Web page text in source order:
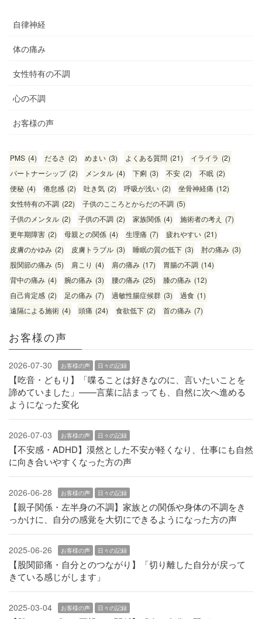
自律神経
体の痛み
女性特有の不調
心の不調
お客様の声
PMS (4) だるさ (2) めまい (3) よくある質問 (21) イライラ (2)
パートナーシップ (2) メンタル (4) 下痢 (3) 不安 (2) 不眠 (2)
便秘 (4) 倦怠感 (2) 吐き気 (2) 呼吸が浅い (2) 坐骨神経痛 (12)
女性特有の不調 (22) 子供のこころとからだの不調 (5)
子供のメンタル (2) 子供の不調 (2) 家族関係 (4) 施術者の考え (7)
更年期障害 (2) 母親との関係 (4) 生理痛 (7) 疲れやすい (21)
皮膚のかゆみ (2) 皮膚トラブル (3) 睡眠の質の低下 (3) 肘の痛み (3)
股関節の痛み (5) 肩こり (4) 肩の痛み (17) 胃腸の不調 (14)
背中の痛み (4) 腕の痛み (3) 腰の痛み (25) 膝の痛み (12)
自己肯定感 (2) 足の痛み (7) 過敏性腸症候群 (3) 過食 (1)
遠隔による施術 (4) 頭痛 (24) 食欲低下 (2) 首の痛み (7)
お客様の声
2026-07-30 お客様の声 日々の記録
【吃音・どもり】「喋ることは好きなのに、言いたいことを
諦めていました」——言葉に詰まっても、自然に次へ進める
ようになった変化
2026-07-03 お客様の声 日々の記録
【不安感・ADHD】漠然とした不安が軽くなり、仕事にも自然
に向き合いやすくなった方の声
2026-06-28 お客様の声 日々の記録
【親子関係・左半身の不調】家族との関係や身体の不調をき
っかけに、自分の感覚を大切にできるようになった方の声
2025-06-26 お客様の声 日々の記録
【股関節痛・自分とのつながり】「切り離した自分が戻って
きている感じがします」
2025-03-04 お客様の声 日々の記録